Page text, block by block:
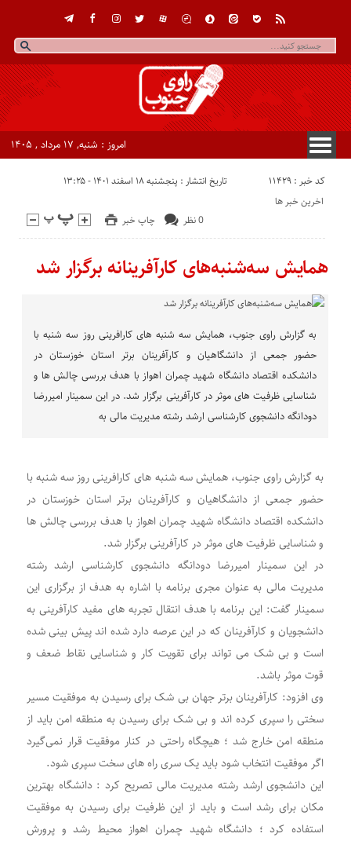
امروز : شنبه, ۱۷ مرداد , ۱۴۰۵
کد خبر : 11429 تاریخ انتشار : پنجشنبه ۱۸ اسفند ۱۴۰۱ - ۱۳:۲۵
چاپ خبر 0 نظر
اخرین خبر ها
همایش سه‌شنبه‌های کارآفرینانه برگزار شد
به گزارش راوی جنوب، همایش سه شنبه های کارافرینی روز سه شنبه با
حضور جمعی از دانشگاهیان و کارآفرینان برتر استان خوزستان در
دانشکده اقتصاد دانشگاه شهید چمران اهواز با هدف بررسی چالش ها و
شناسایی ظرفیت های موثر در کارآفرینی برگزار شد. در این سمینار امیررضا
دودانگه دانشجوی کارشناسی ارشد رشته مدیریت مالی به
به گزارش راوی جنوب، همایش سه شنبه های کارافرینی روز سه شنبه با
حضور جمعی از دانشگاهیان و کارآفرینان برتر استان خوزستان در
دانشکده اقتصاد دانشگاه شهید چمران اهواز با هدف بررسی چالش ها
و شناسایی ظرفیت های موثر در کارآفرینی برگزار شد.
در این سمینار امیررضا دودانگه دانشجوی کارشناسی ارشد رشته
مدیریت مالی به عنوان مجری برنامه با اشاره به هدف از برگزاری این
سمینار گفت: این برنامه با هدف انتقال تجربه های مفید کارآفرینی به
دانشجویان و کارآفرینان که در این عرصه دارد شده اند‌ پیش بینی شده
است و بی شک می تواند برای تقویت کار و شناسایی نقاط ضعف و
قوت موثر باشد.
وی افزود: کارآفرینان برتر جهان بی شک برای رسیدن به موفقیت مسیر
سختی را سپری کرده اند و بی شک برای رسیدن به منطقه امن باید از
منطقه امن خارج شد ؛ هیچگاه راحتی در کنار موفقیت قرار نمی‌گیرد
اگر موفقیت انتخاب شود باید یک سری راه های سخت سپری شود.
این دانشجوی ارشد رشته مدیریت مالی تصریح کرد : دانشگاه بهترین
مکان برای رشد است و باید از این ظرفیت برای رسیدن به موفقیت
استفاده کرد ؛ دانشگاه شهید چمران اهواز محیط رشد و پرورش